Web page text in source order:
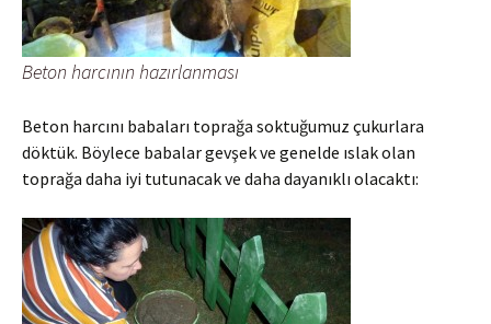
Beton harcının hazırlanması
Beton harcını babaları toprağa soktuğumuz çukurlara
döktük. Böylece babalar gevşek ve genelde ıslak olan
toprağa daha iyi tutunacak ve daha dayanıklı olacaktı: